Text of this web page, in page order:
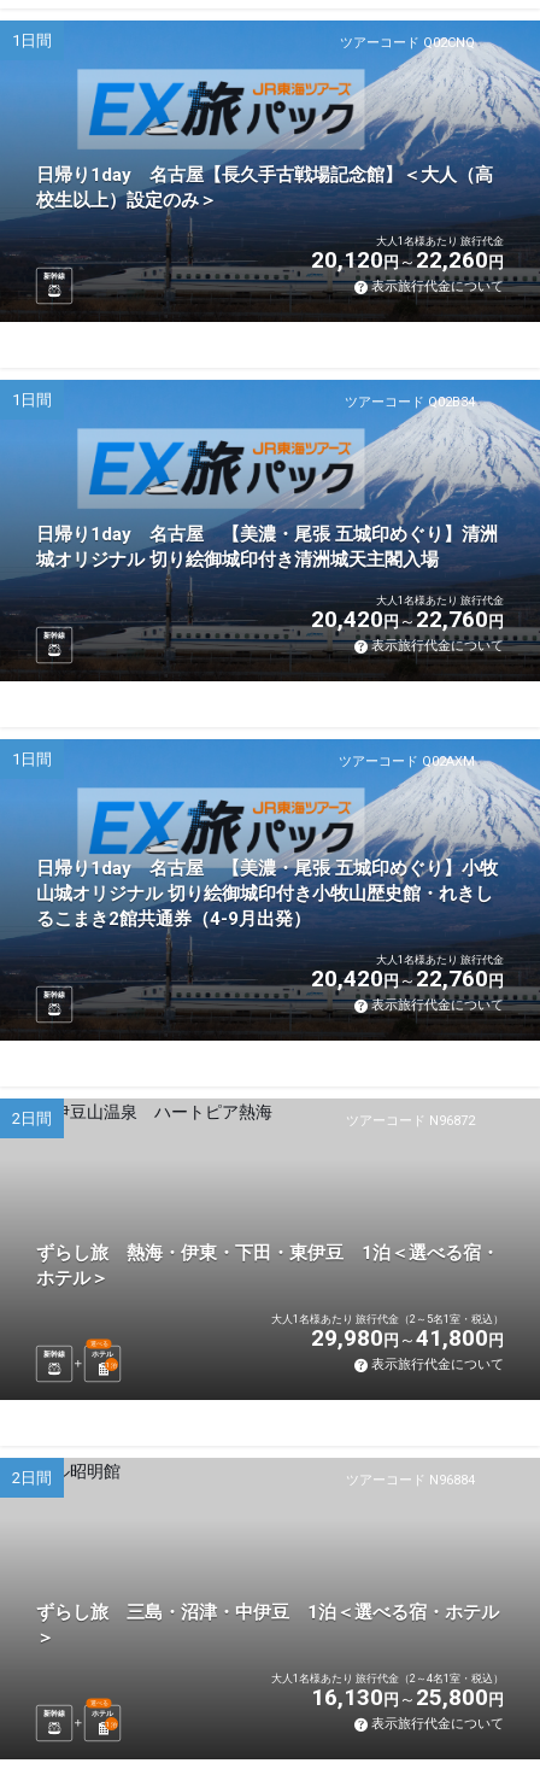
ツアーコード Q02CNQ
1日間
日帰り1day 名古屋【長久手古戦場記念館】＜大人（高
校生以上）設定のみ＞
新幹線
大人1名様あたり 旅行代金
20,120円 22,260円
表示旅行代金について
ツアーコード Q02B34
1日間
日帰り1day 名古屋 【美濃・尾張 五城印めぐり】清洲
城オリジナル 切り絵御城印付き清洲城天主閣入場
新幹線
大人1名様あたり 旅行代金
20,420円 22,760円
表示旅行代金について
ツアーコード Q02AXM
1日間
日帰り1day 名古屋 【美濃・尾張 五城印めぐり】小牧
山城オリジナル 切り絵御城印付き小牧山歴史館・れきし
るこまき2館共通券（4-9月出発）
新幹線
大人1名様あたり 旅行代金
20,420円 22,760円
表示旅行代金について
ツアーコード N96872
2日間
ずらし旅 熱海・伊東・下田・東伊豆 1泊＜選べる宿・
ホテル＞
新幹線 ホテル
選べる
1 泊
大人1名様あたり 旅行代金（2～5名1室・税込）
29,980 円 41,800 円
表示旅行代金について
ツアーコード N96884
2日間
ずらし旅 三島・沼津・中伊豆 1泊＜選べる宿・ホテル
＞
新幹線 ホテル
選べる
1 泊
大人1名様あたり 旅行代金（2～4名1室・税込）
16,130 円 25,800 円
表示旅行代金について